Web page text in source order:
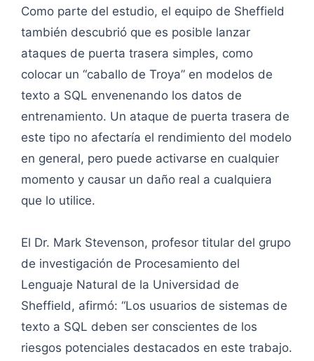
Como parte del estudio, el equipo de Sheffield
también descubrió que es posible lanzar
ataques de puerta trasera simples, como
colocar un “caballo de Troya” en modelos de
texto a SQL envenenando los datos de
entrenamiento. Un ataque de puerta trasera de
este tipo no afectaría el rendimiento del modelo
en general, pero puede activarse en cualquier
momento y causar un daño real a cualquiera
que lo utilice.
El Dr. Mark Stevenson, profesor titular del grupo
de investigación de Procesamiento del
Lenguaje Natural de la Universidad de
Sheffield, afirmó: “Los usuarios de sistemas de
texto a SQL deben ser conscientes de los
riesgos potenciales destacados en este trabajo.